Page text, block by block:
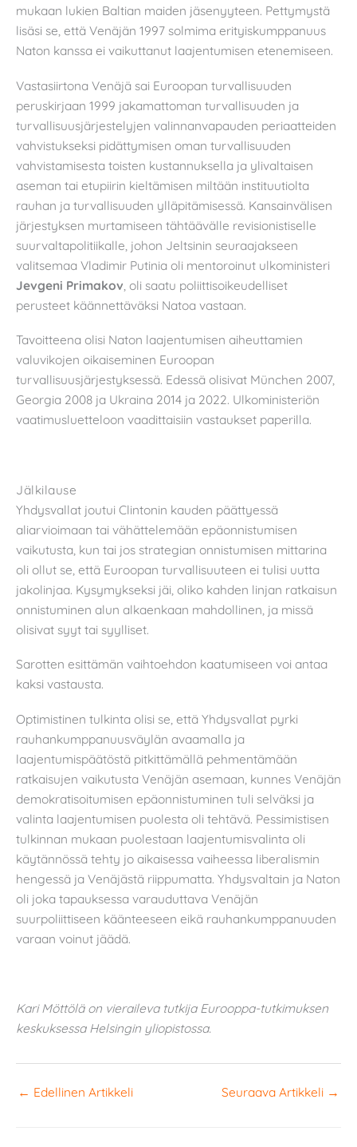
mukaan lukien Baltian maiden jäsenyyteen. Pettymystä
lisäsi se, että Venäjän 1997 solmima erityiskumppanuus
Naton kanssa ei vaikuttanut laajentumisen etenemiseen.
Vastasiirtona Venäjä sai Euroopan turvallisuuden
peruskirjaan 1999 jakamattoman turvallisuuden ja
turvallisuusjärjestelyjen valinnanvapauden periaatteiden
vahvistukseksi pidättymisen oman turvallisuuden
vahvistamisesta toisten kustannuksella ja ylivaltaisen
aseman tai etupiirin kieltämisen miltään instituutiolta
rauhan ja turvallisuuden ylläpitämisessä. Kansainvälisen
järjestyksen murtamiseen tähtäävälle revisionistiselle
suurvaltapolitiikalle, johon Jeltsinin seuraajakseen
valitsemaa Vladimir Putinia oli mentoroinut ulkoministeri
Jevgeni Primakov , oli saatu poliittisoikeudelliset
perusteet käännettäväksi Natoa vastaan.
Tavoitteena olisi Naton laajentumisen aiheuttamien
valuvikojen oikaiseminen Euroopan
turvallisuusjärjestyksessä. Edessä olisivat München 2007,
Georgia 2008 ja Ukraina 2014 ja 2022. Ulkoministeriön
vaatimusluetteloon vaadittaisiin vastaukset paperilla.
Jälkilause
Yhdysvallat joutui Clintonin kauden päättyessä
aliarvioimaan tai vähättelemään epäonnistumisen
vaikutusta, kun tai jos strategian onnistumisen mittarina
oli ollut se, että Euroopan turvallisuuteen ei tulisi uutta
jakolinjaa. Kysymykseksi jäi, oliko kahden linjan ratkaisun
onnistuminen alun alkaenkaan mahdollinen, ja missä
olisivat syyt tai syylliset.
Sarotten esittämän vaihtoehdon kaatumiseen voi antaa
kaksi vastausta.
Optimistinen tulkinta olisi se, että Yhdysvallat pyrki
rauhankumppanuusväylän avaamalla ja
laajentumispäätöstä pitkittämällä pehmentämään
ratkaisujen vaikutusta Venäjän asemaan, kunnes Venäjän
demokratisoitumisen epäonnistuminen tuli selväksi ja
valinta laajentumisen puolesta oli tehtävä. Pessimistisen
tulkinnan mukaan puolestaan laajentumisvalinta oli
käytännössä tehty jo aikaisessa vaiheessa liberalismin
hengessä ja Venäjästä riippumatta. Yhdysvaltain ja Naton
oli joka tapauksessa varauduttava Venäjän
suurpoliittiseen käänteeseen eikä rauhankumppanuuden
varaan voinut jäädä.
Kari Möttölä on vieraileva tutkija Eurooppa-tutkimuksen
keskuksessa Helsingin yliopistossa.
← Edellinen Artikkeli Seuraava Artikkeli →